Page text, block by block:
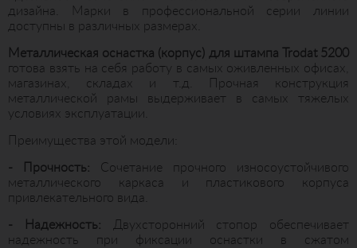
дизайна. Марки в профессиональной серии линии
доступны в различных размерах.
Металлическая оснастка (корпус) для штампа
Trodat 5200
готова взять на себя работу в самых оживленных офисах,
магазинах, складах и т.д. Прочная конструкция
металлической рамы выдерживает в самых тяжелых
условиях эксплуатации.
Преимущества этой модели:
- Прочность: Сочетание прочного износоустойчивого
металлического каркаса и пластикового корпуса
привлекательного вида.
- Надежность: Двухсторонний стопор обеспечивает
надежность при фиксации оснастки в сжатом